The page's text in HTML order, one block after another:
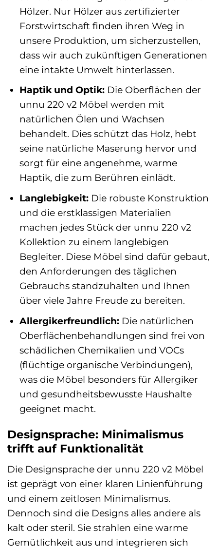
Hölzer. Nur Hölzer aus zertifizierter
Forstwirtschaft finden ihren Weg in
unsere Produktion, um sicherzustellen,
dass wir auch zukünftigen Generationen
eine intakte Umwelt hinterlassen.
Haptik und Optik:Die Oberflächen der
unnu 220 v2 Möbel werden mit
natürlichen Ölen und Wachsen
behandelt. Dies schützt das Holz, hebt
seine natürliche Maserung hervor und
sorgt für eine angenehme, warme
Haptik, die zum Berühren einlädt.
Langlebigkeit:Die robuste Konstruktion
und die erstklassigen Materialien
machen jedes Stück der unnu 220 v2
Kollektion zu einem langlebigen
Begleiter. Diese Möbel sind dafür gebaut,
den Anforderungen des täglichen
Gebrauchs standzuhalten und Ihnen
über viele Jahre Freude zu bereiten.
Allergikerfreundlich:Die natürlichen
Oberflächenbehandlungen sind frei von
schädlichen Chemikalien und VOCs
(flüchtige organische Verbindungen),
was die Möbel besonders für Allergiker
und gesundheitsbewusste Haushalte
geeignet macht.
Designsprache: Minimalismus
trifft auf Funktionalität
Die Designsprache der unnu 220 v2 Möbel
ist geprägt von einer klaren Linienführung
und einem zeitlosen Minimalismus.
Dennoch sind die Designs alles andere als
kalt oder steril. Sie strahlen eine warme
Gemütlichkeit aus und integrieren sich